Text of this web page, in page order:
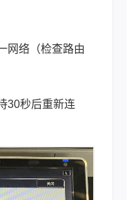
网络（检查路由
30秒后重新连